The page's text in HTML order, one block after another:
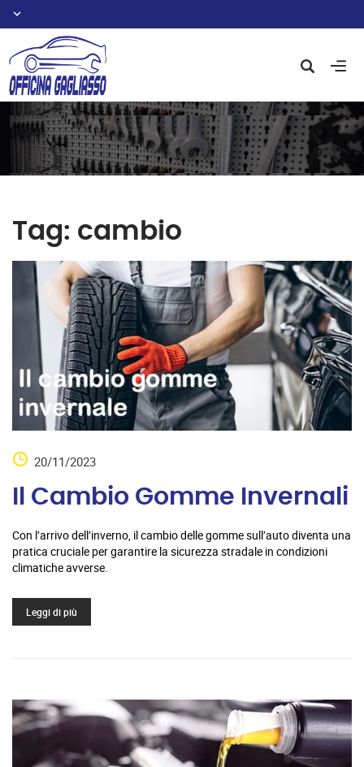
Tag: cambio
20/11/2023
Il Cambio Gomme Invernali
Con l’arrivo dell’inverno, il cambio delle gomme sull’auto diventa una
pratica cruciale per garantire la sicurezza stradale in condizioni
climatiche avverse.
Leggi di più